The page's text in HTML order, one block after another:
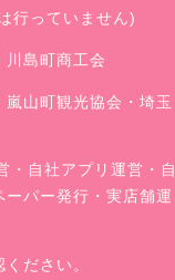
行っていません)
川島町商工会
山町観光協会・埼玉
・自社アプリ運営・自
パー発行・実店舗運
ださい。